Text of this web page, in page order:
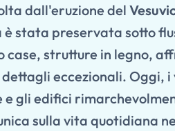
dall'eruzione del
stata preservata sotto
case, strutture in legno,
eccezionali. Oggi,
e gli edifici
sulla vita quotidiana